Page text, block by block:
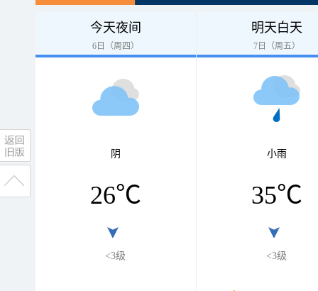
今天夜间
6日（周四）
阴
26℃
<3级
明天白天
7日（周五）
小雨
35℃
<3级